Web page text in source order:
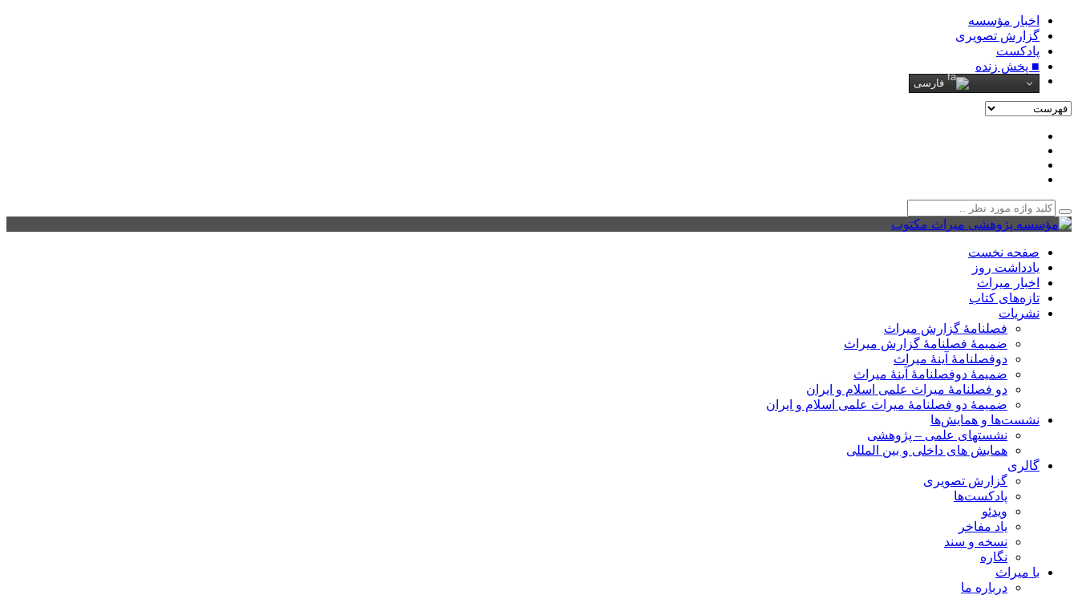
اخبار مؤسسه
گزارش تصویری
پادکست‌
■ پخش زنده
فارسی
صفحه نخست
یادداشت روز
اخبار میراث
تازه‌های کتاب
نشریات
فصلنامۀ گزارش میراث
ضمیمۀ فصلنامۀ گزارش میراث
دوفصلنامۀ آینۀ میراث
ضمیمۀ دوفصلنامۀ آینۀ میراث
دو فصلنامۀ میراث علمی اسلام و ایران
ضمیمۀ دو فصلنامۀ میراث علمی اسلام و ایران
نشست‌ها و همایش‌ها
نشستهای علمی – پژوهشی
همایش های داخلی و بین المللی
گالری
گزارش تصویری
پادکست‌ها
ویدئو
یاد مفاخر
نسخه و سند
نگاره
با میراث
درباره ما